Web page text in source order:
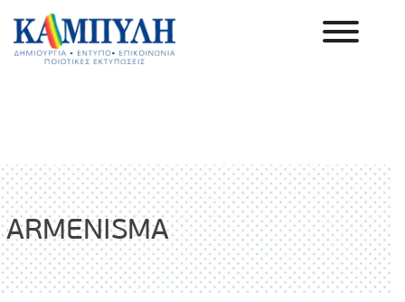
Skip
content
ARMENISMA